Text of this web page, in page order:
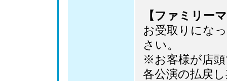
【ファミリー
お受取りにな
さい。
※お客様が店
各公演の払戻